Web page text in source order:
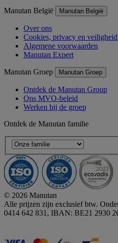
Manutan België Manutan België
Over ons
Cookies, privacy en veiligheid
Algemene voorwaarden
Manutan Expert
Manutan Groep Manutan Groep
Ontdek de Manutan Group
Ons MVO-beleid
Werken bij de groep
Ontdek de Manutan familie
© 2026 Manutan
Alle prijzen zijn exclusief btw.
0414 642 831, IBAN: BE21 2930